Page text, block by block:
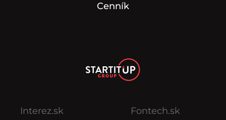
Cenník
Interez.sk
Fontech.sk